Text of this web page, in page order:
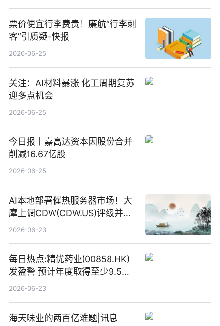
票价便宜行李费贵！廉航“行李刺
客”引质疑-快报
2026-06-25
关注：AI材料暴涨 化工周期复苏
迎多点机会
2026-06-25
今日报丨嘉高达资本因股份合并
削减16.67亿股
2026-06-25
AI本地部署催热服务器市场！大
摩上调CDW(CDW.US)评级并看
高IBM(IBM.US)戴尔(DELL.US)
2026-06-23
每日热点:精优药业(00858.HK)
发盈警 预计年度取得至少9.5亿
港元的亏损 同比盈转亏
2026-06-23
海天味业的两百亿难题|讯息